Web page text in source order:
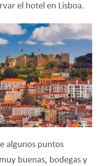
el hotel en Lisboa.
algunos puntos
buenas, bodegas y